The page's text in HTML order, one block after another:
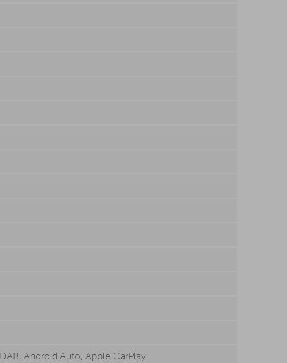
Android Auto, Apple CarPlay